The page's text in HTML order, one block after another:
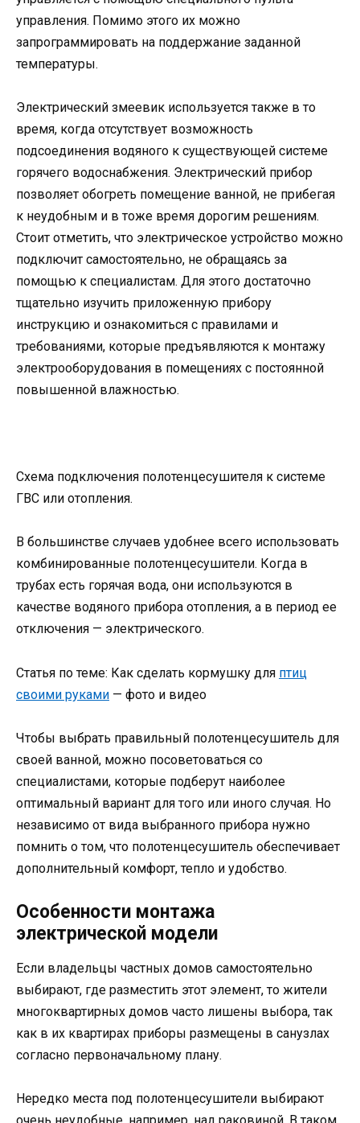
управления. Помимо этого их можно
запрограммировать на поддержание заданной
температуры.
Электрический змеевик используется также в то
время, когда отсутствует возможность
подсоединения водяного к существующей системе
горячего водоснабжения. Электрический прибор
позволяет обогреть помещение ванной, не прибегая
к неудобным и в тоже время дорогим решениям.
Стоит отметить, что электрическое устройство можно
подключит самостоятельно, не обращаясь за
помощью к специалистам. Для этого достаточно
тщательно изучить приложенную прибору
инструкцию и ознакомиться с правилами и
требованиями, которые предъявляются к монтажу
электрооборудования в помещениях с постоянной
повышенной влажностью.
Схема подключения полотенцесушителя к системе
ГВС или отопления.
В большинстве случаев удобнее всего использовать
комбинированные полотенцесушители. Когда в
трубах есть горячая вода, они используются в
качестве водяного прибора отопления, а в период ее
отключения — электрического.
Статья по теме: Как сделать кормушку для птиц
своими руками — фото и видео
Чтобы выбрать правильный полотенцесушитель для
своей ванной, можно посоветоваться со
специалистами, которые подберут наиболее
оптимальный вариант для того или иного случая. Но
независимо от вида выбранного прибора нужно
помнить о том, что полотенцесушитель обеспечивает
дополнительный комфорт, тепло и удобство.
Особенности монтажа
электрической модели
Если владельцы частных домов самостоятельно
выбирают, где разместить этот элемент, то жители
многоквартирных домов часто лишены выбора, так
как в их квартирах приборы размещены в санузлах
согласно первоначальному плану.
Нередко места под полотенцесушители выбирают